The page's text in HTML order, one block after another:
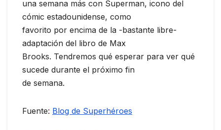
una semana más con Superman, icono del
cómic estadounidense, como
favorito por encima de la -bastante libre-
adaptación del libro de Max
Brooks. Tendremos qué esperar para ver qué
sucede durante el próximo fin
de semana.
Fuente: Blog de Superhéroes